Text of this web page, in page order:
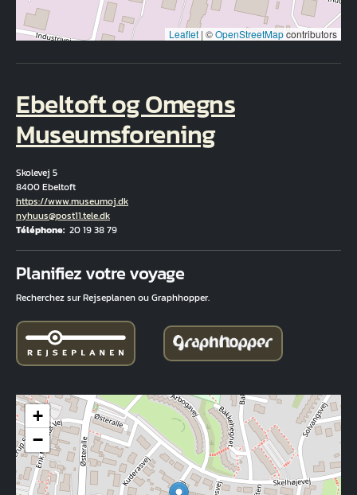
Leaflet | ©OpenStreetMapcontributors
Ebeltoft og Omegns
Museumsforening
Skolevej 5
8400 Ebeltoft
Hjemmeside
https://www.museumoj.dk
Courriel
nyhuus@post11.tele.dk
Téléphone 20 19 38 79
Planifiez votre voyage
Recherchez sur Rejseplanen ou Graphhopper.
+
−